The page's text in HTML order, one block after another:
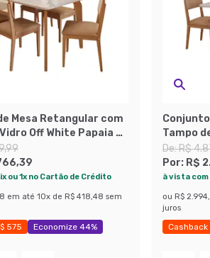
Mesa Retangular com
Off White Papaia e
Palmas Revestimento
e Cinamomo
ou 1x no Cartão de Crédito
em até 10x de R$ 418,48 sem
575 Economize 44%
Tampo
Sintético
De:R$
Por: R$
à vista com
ou R$
juros
Cashback